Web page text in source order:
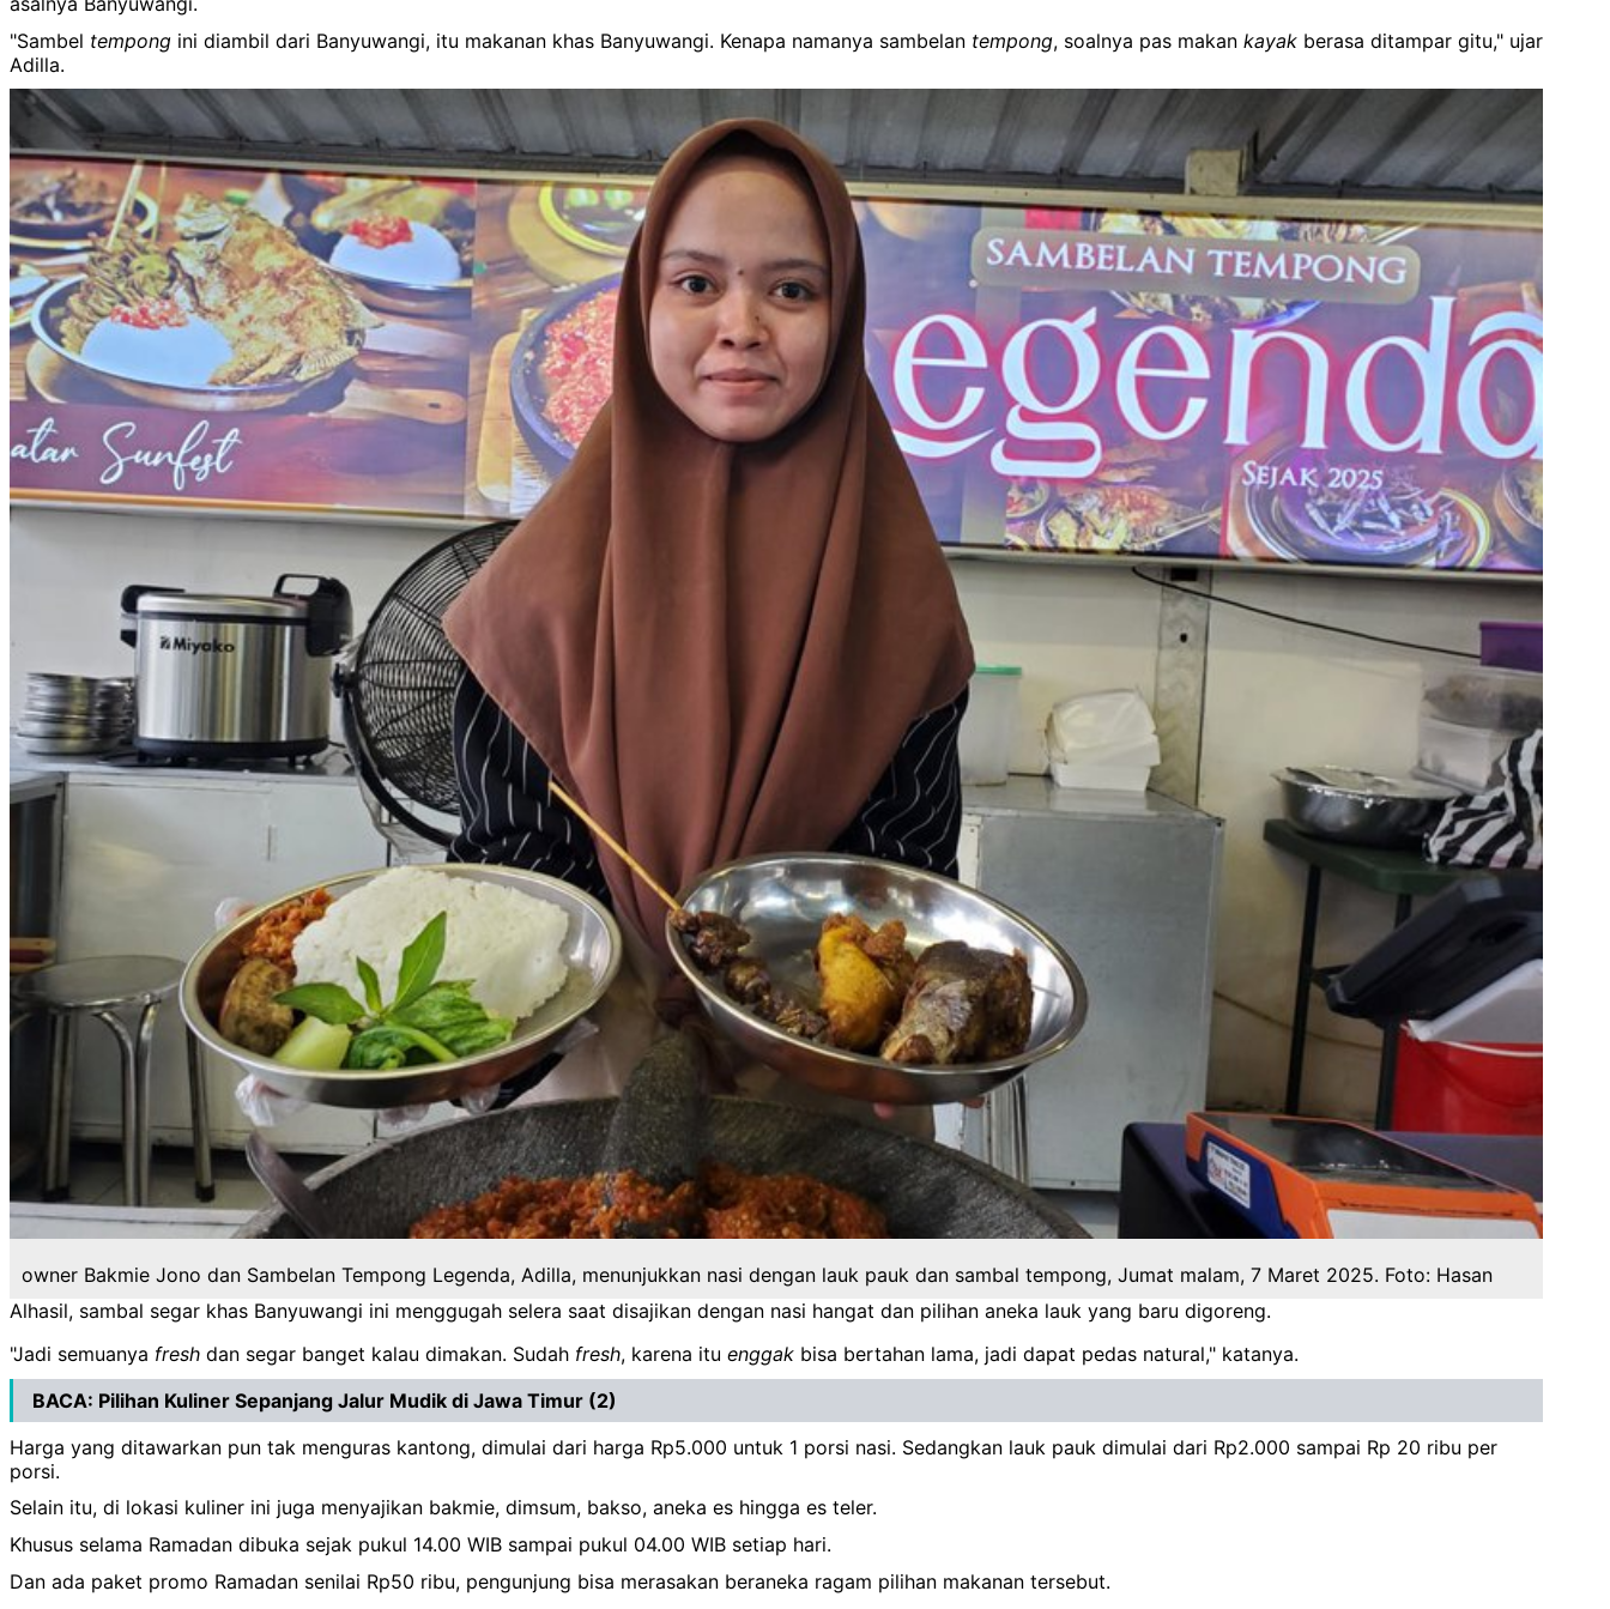
"Sambel tempong ini diambil dari Banyuwangi, itu makanan khas Banyuwangi. Kenapa namanya sambelan tempong, soalnya pas makan kayak berasa ditampar gitu," ujar
Adilla.
owner Bakmie Jono dan Sambelan Tempong Legenda, Adilla, menunjukkan nasi dengan lauk pauk dan sambal tempong, Jumat malam, 7 Maret 2025. Foto: Hasan
Alhasil, sambal segar khas Banyuwangi ini menggugah selera saat disajikan dengan nasi hangat dan pilihan aneka lauk yang baru digoreng.
"Jadi semuanya fresh dan segar banget kalau dimakan. Sudah fresh, karena itu enggak bisa bertahan lama, jadi dapat pedas natural," katanya.
BACA: Pilihan Kuliner Sepanjang Jalur Mudik di Jawa Timur (2)
Harga yang ditawarkan pun tak menguras kantong, dimulai dari harga Rp5.000 untuk 1 porsi nasi. Sedangkan lauk pauk dimulai dari Rp2.000 sampai Rp 20 ribu per
porsi.
Selain itu, di lokasi kuliner ini juga menyajikan bakmie, dimsum, bakso, aneka es hingga es teler.
Khusus selama Ramadan dibuka sejak pukul 14.00 WIB sampai pukul 04.00 WIB setiap hari.
Dan ada paket promo Ramadan senilai Rp50 ribu, pengunjung bisa merasakan beraneka ragam pilihan makanan tersebut.